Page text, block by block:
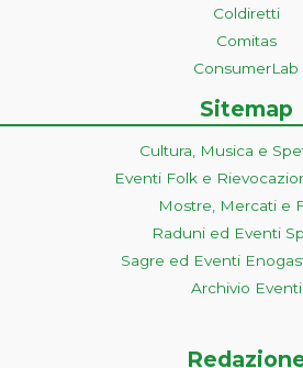
Coldiretti
Comitas
ConsumerLab
Sitemap
Cultura, Musica e
Eventi Folk e
Mostre, Mercati e
Raduni ed Eventi
Sagre ed Eventi
Archivio Eventi